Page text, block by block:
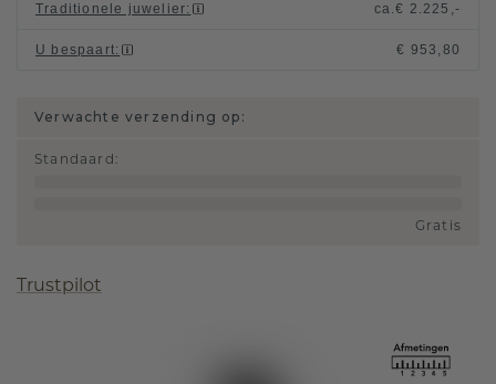
Traditionele juwelier: ca.€ 2.225,-
U bespaart: € 953,80
Verwachte verzending op:
Standaard :
Gratis
Trustpilot